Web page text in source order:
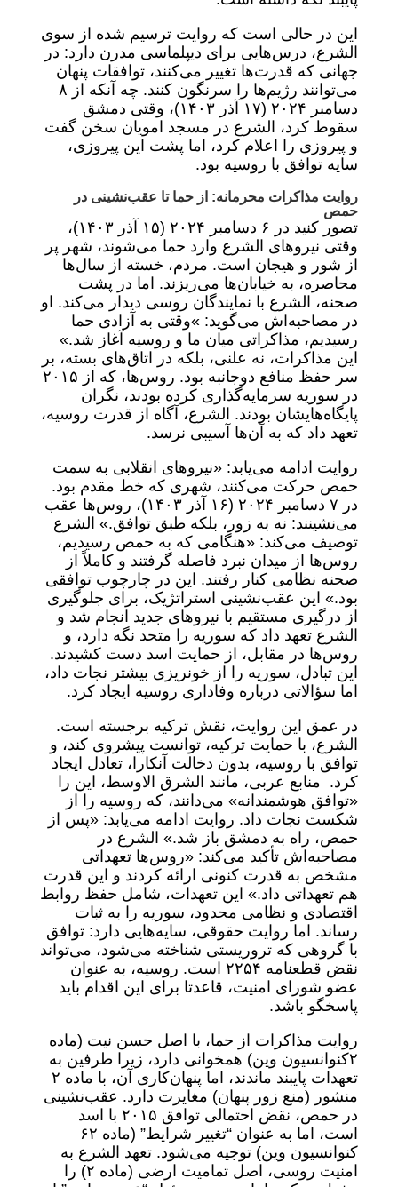
این در حالی است که روایت ترسیم شده از سوی
الشرع، درس‌هایی برای دیپلماسی مدرن دارد: در
جهانی که قدرت‌ها تغییر می‌کنند، توافقات پنهان
می‌توانند رژیم‌ها را سرنگون کنند. چه آنکه از ۸
دسامبر ۲۰۲۴ (۱۷ آذر ۱۴۰۳)، وقتی دمشق
سقوط کرد، الشرع در مسجد امویان سخن گفت
و پیروزی را اعلام کرد، اما پشت این پیروزی،
سایه توافق با روسیه بود.
روایت مذاکرات محرمانه: از حما تا عقب‌نشینی در
حمص
تصور کنید در ۶ دسامبر ۲۰۲۴ (۱۵ آذر ۱۴۰۳)،
وقتی نیروهای الشرع وارد حما می‌شوند، شهر پر
از شور و هیجان است. مردم، خسته از سال‌ها
محاصره، به خیابان‌ها می‌ریزند. اما در پشت
صحنه، الشرع با نمایندگان روسی دیدار می‌کند. او
در مصاحبه‌اش می‌گوید: »وقتی به آزادی حما
رسیدیم، مذاکراتی میان ما و روسیه آغاز شد.»
این مذاکرات، نه علنی، بلکه در اتاق‌های بسته، بر
سر حفظ منافع دوجانبه بود. روس‌ها، که از ۲۰۱۵
در سوریه سرمایه‌گذاری کرده بودند، نگران
پایگاه‌هایشان بودند. الشرع، آگاه از قدرت روسیه،
تعهد داد که به آن‌ها آسیبی نرسد.
روایت ادامه می‌یابد: «نیروهای انقلابی به سمت
حمص حرکت می‌کنند، شهری که خط مقدم بود.
در ۷ دسامبر ۲۰۲۴ (۱۶ آذر ۱۴۰۳)، روس‌ها عقب
می‌نشینند: نه به زور، بلکه طبق توافق.» الشرع
توصیف می‌کند: «هنگامی که به حمص رسیدیم،
روس‌ها از میدان نبرد فاصله گرفتند و کاملاً از
صحنه نظامی کنار رفتند. این در چارچوب توافقی
بود.» این عقب‌نشینی استراتژیک، برای جلوگیری
از درگیری مستقیم با نیروهای جدید انجام شد و
الشرع تعهد داد که سوریه را متحد نگه دارد، و
روس‌ها در مقابل، از حمایت اسد دست کشیدند.
این تبادل، سوریه را از خونریزی بیشتر نجات داد،
اما سؤالاتی درباره وفاداری روسیه ایجاد کرد.
در عمق این روایت، نقش ترکیه برجسته است.
الشرع، با حمایت ترکیه، توانست پیشروی کند، و
توافق با روسیه، بدون دخالت آنکارا، تعادل ایجاد
کرد. منابع عربی، مانند الشرق الاوسط، این را
«توافق هوشمندانه» می‌دانند، که روسیه را از
شکست نجات داد. روایت ادامه می‌یابد: «پس از
حمص، راه به دمشق باز شد.» الشرع در
مصاحبه‌اش تأکید می‌کند: «روس‌ها تعهداتی
مشخص به قدرت کنونی ارائه کردند و این قدرت
هم تعهداتی داد.» این تعهدات، شامل حفظ روابط
اقتصادی و نظامی محدود، سوریه را به ثبات
رساند. اما روایت حقوقی، سایه‌هایی دارد: توافق
با گروهی که تروریستی شناخته می‌شود، می‌تواند
نقض قطعنامه ۲۲۵۴ است. روسیه، به عنوان
عضو شورای امنیت، قاعدتا برای این اقدام باید
پاسخگو باشد.
روایت مذاکرات از حما، با اصل حسن نیت (ماده
۲کنوانسیون وین) همخوانی دارد، زیرا طرفین به
تعهدات پایبند ماندند، اما پنهان‌کاری آن، با ماده ۲
منشور (منع زور پنهان) مغایرت دارد. عقب‌نشینی
در حمص، نقض احتمالی توافق ۲۰۱۵ با اسد
است، اما به عنوان “تغییر شرایط” (ماده ۶۲
کنوانسیون وین) توجیه می‌شود. تعهد الشرع به
امنیت روسی، اصل تمامیت ارضی (ماده ۲) را